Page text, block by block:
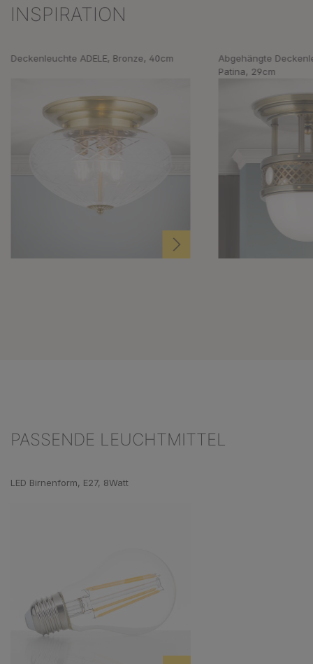
Produktgalerie überspringen
INSPIRATION
Deckenleuchte ADELE, Bronze, 40cm
Abgehängte
Patina, 29cm
PASSENDE LEUCHTMITTEL
LED Birnenform, E27, 8Watt